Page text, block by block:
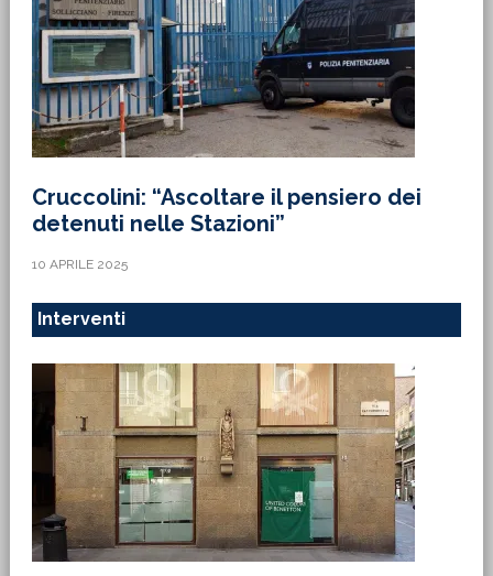
Cruccolini: “Ascoltare il pensiero dei
detenuti nelle Stazioni”
10 APRILE 2025
Interventi